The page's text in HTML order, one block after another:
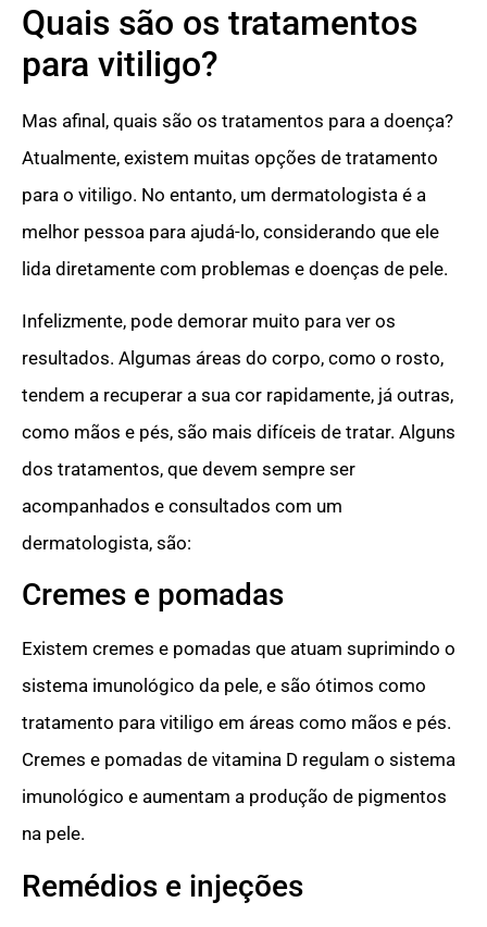
Quais são os tratamentos
para vitiligo?
Mas afinal, quais são os tratamentos para a doença?
Atualmente, existem muitas opções de tratamento
para o vitiligo. No entanto, um dermatologista é a
melhor pessoa para ajudá-lo, considerando que ele
lida diretamente com problemas e doenças de pele.
Infelizmente, pode demorar muito para ver os
resultados. Algumas áreas do corpo, como o rosto,
tendem a recuperar a sua cor rapidamente, já outras,
como mãos e pés, são mais difíceis de tratar. Alguns
dos tratamentos, que devem sempre ser
acompanhados e consultados com um
dermatologista, são:
Cremes e pomadas
Existem cremes e pomadas que atuam suprimindo o
sistema imunológico da pele, e são ótimos como
tratamento para vitiligo em áreas como mãos e pés.
Cremes e pomadas de vitamina D regulam o sistema
imunológico e aumentam a produção de pigmentos
na pele.
Remédios e injeções